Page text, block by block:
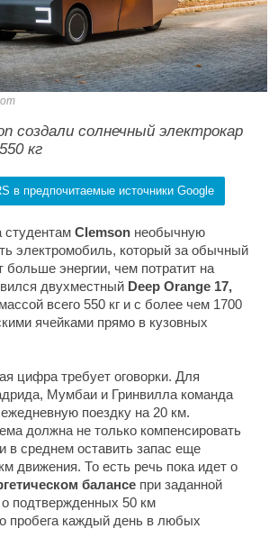
создали солнечный электрокар
кг
в предпочитаемые источники Google
студентам Clemson необычную
электромобиль, который за обычный
больше энергии, чем потратит на
двухместный Deep Orange 17,
всего 550 кг и с более чем 1700
ячейками прямо в кузовных
цифра требует оговорки. Для
Мумбаи и Гринвилла команда
поездку на 20 км.
должна не только компенсировать
в среднем оставить запас еще
движения. То есть речь пока идет о
балансе при заданной
подтвержденных 50 км
пробега каждый день в любых